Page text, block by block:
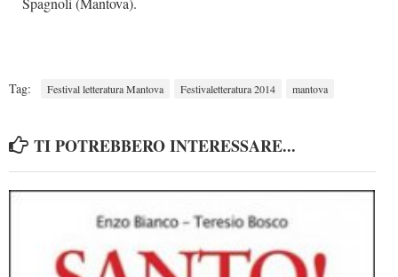
Tag: Festival letteratura Mantova Festivaletteratura 2014 mantova
TI POTREBBERO INTERESSARE...